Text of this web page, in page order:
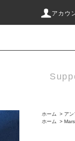
アカウ
ホーム > アン
ホーム
>